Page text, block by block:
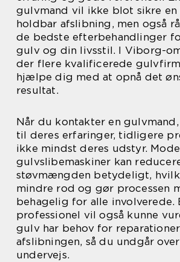
gulvmand vil ikke blot sikre
holdbar afslibning, men også
de bedste efterbehandlinger
gulv og din livsstil. I Viborg-
der flere kvalificerede
hjælpe dig med at opnå det
resultat.
Når du kontakter en
til deres erfaringer, tidligere
ikke mindst deres udstyr.
gulvslibemaskiner kan
støvmængden betydeligt,
mindre rod og gør processen
behagelig for alle involverede.
professionel vil også kunne
gulv har behov for
afslibningen, så du undgår
undervejs.